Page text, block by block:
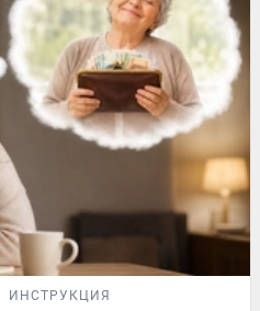
ИНСТРУКЦИЯ